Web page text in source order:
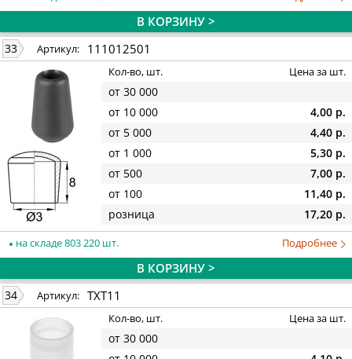
В КОРЗИНУ >
33 Артикул: 111012501
Кол-во, шт. Цена за шт.
от 30 000
от 10 000
4,00 р.
от 5 000
4,40 р.
от 1 000
5,30 р.
от 500
7,00 р.
от 100
11,40 р.
розница
17,20 р.
на складе 803 220 шт. Подробнее
В КОРЗИНУ >
34 Артикул: TXT11
Кол-во, шт. Цена за шт.
от 30 000